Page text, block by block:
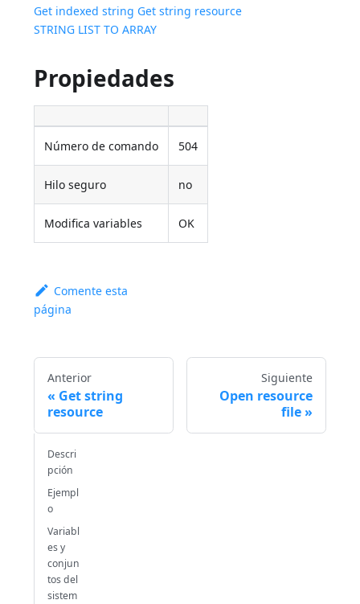
Get indexed string Get string resource
STRING LIST TO ARRAY
Propiedades
Número de comando 504
Hilo seguro no
Modifica variables OK
Comente esta
página
Anterior
Get string
resource
Siguiente
Open resource
file
Descri
pción
Ejempl
o
Variabl
es y
conjun
tos del
sistem